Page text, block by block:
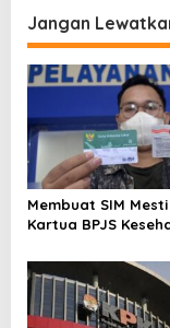
o
s
Jangan
Membuat SIM
Kartua BPJS